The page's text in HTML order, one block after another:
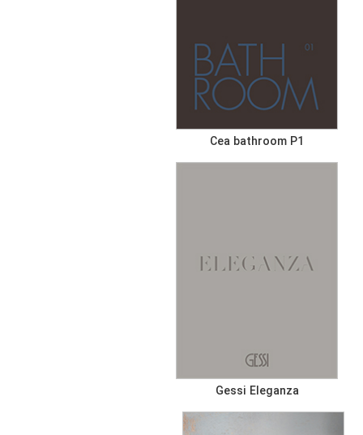
Cea bathroom P1
Gessi Eleganza